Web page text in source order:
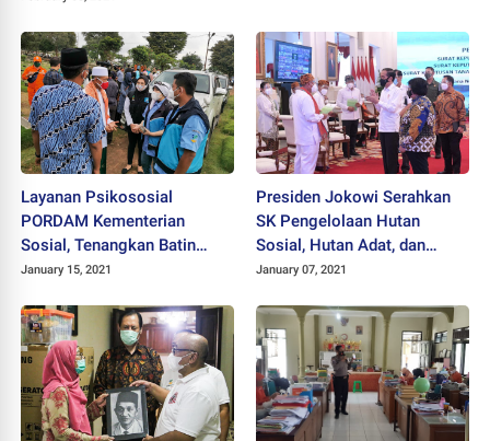
Layanan Psikososial
PORDAM Kementerian
Sosial, Tenangkan Batin
Keluarga Korban Sriwijaya
January 15, 2021
Presiden Jokowi Serahkan
SK Pengelolaan Hutan
Sosial, Hutan Adat, dan
TORA se-Indonesia
January 07, 2021